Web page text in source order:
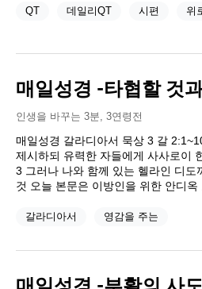
QT 데일리QT 시편 위
매일성경 -타협할 것
인생을 바꾸는 3분, 3연령전
매일성경 갈라디아서 묵상 3 갈
제시하되 유력한 자들에게 사사로이
3 그러나 나와 함께 있는 헬라인 디
것 오늘 본문은 이방인을 위한 안디
갈라디아서 영감을 주는